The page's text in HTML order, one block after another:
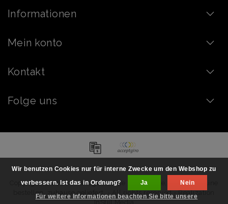
Informationen
Mein konto
Kontakt
Folge uns
Copyright © 2026 - Handgemachte Schokolade, Pralinen online
bestellen, zuhause geliefert. - All rights reserved - Realization
Wir benutzen Cookies nur für interne Zwecke um den Webshop zu
verbessern. Ist das in Ordnung?
Ja
Nein
Für weitere Informationen beachten Sie bitte unsere